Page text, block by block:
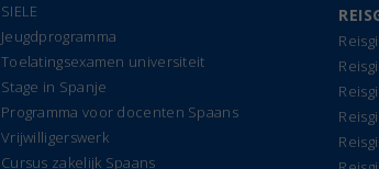
SIELE
Jeugdprogramma
Toelatingsexamen universiteit
Stage in Spanje
Programma voor docenten Spaans
Vrijwilligerswerk
Cursus zakelijk Spaans